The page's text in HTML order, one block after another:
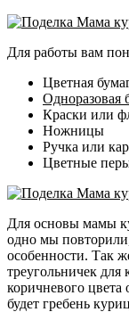
Для работы вам
Цветная
Одноразовая
Краски или
Ножницы
Ручка или
Цветные
Для основы мамы
одно мы
особенности. Так
треугольничек
коричневого
будет гребень